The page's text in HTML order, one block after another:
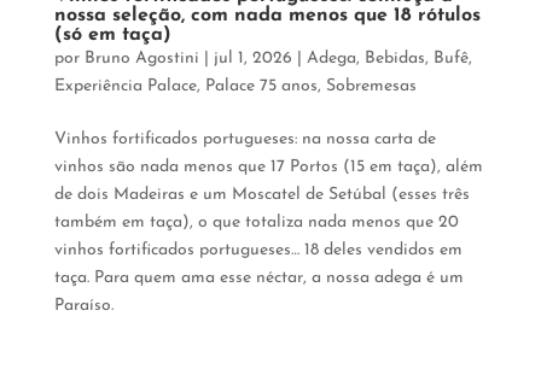
nossa seleção, com nada menos que 18 rótulos
(só em taça)
por Bruno Agostini jul 1, 2026 Adega, Bebidas, Bufê,
Experiência Palace, Palace 75 anos, Sobremesas
Vinhos fortificados portugueses: na nossa carta de
vinhos são nada menos que 17 Portos (15 em taça), além
de dois Madeiras e um Moscatel de Setúbal (esses três
também em taça), o que totaliza nada menos que 20
vinhos fortificados portugueses… 18 deles vendidos em
taça. Para quem ama esse néctar, a nossa adega é um
Paraíso.